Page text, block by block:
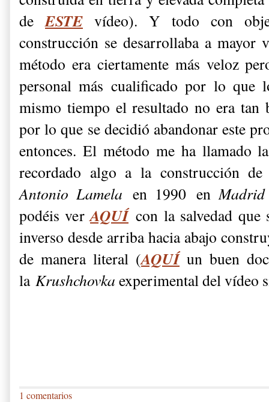
de ESTE vídeo). Y todo con
construcción se desarrollaba a mayor
método era ciertamente más veloz
personal más cualificado por lo que
mismo tiempo el resultado no era tan
por lo que se decidió abandonar este
entonces. El método me ha llamado
recordado algo a la construcción
Antonio Lamela en 1990 en
podéis verAQUÍcon la salvedad que
inverso desde arriba hacia abajo
de manera literal (AQUÍun buen
la Krushchovka experimental del vídeo
1 comentarios